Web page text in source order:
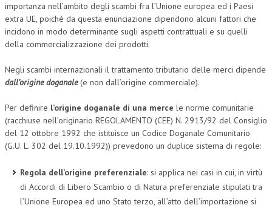
LA RIVISTA
COMITATO SCIENTIFICO
REDAZIONE
PEER REVIEW
CODICE ETICO
AUTORI
COLLABORA CON NOI
importanza nell’ambito degli scambi fra l’Unione europea ed i Paesi
extra UE, poiché da questa enunciazione dipendono alcuni fattori che
incidono in modo determinante sugli aspetti contrattuali e su quelli
della commercializzazione dei prodotti.
Negli scambi internazionali il trattamento tributario delle merci dipende
dall’origine doganale(e non dall’origine commerciale).
Per definire l’origine doganale di una merce le norme comunitarie
(racchiuse nell’originario REGOLAMENTO (CEE) N. 2913/92 del Consiglio
del 12 ottobre 1992 che istituisce un Codice Doganale Comunitario
(G.U. L. 302 del 19.10.1992)) prevedono un duplice sistema di regole:
Regola dell’origine preferenziale: si applica nei casi in cui, in virtù
di Accordi di Libero Scambio o di Natura preferenziale stipulati tra
l’Unione Europea ed uno Stato terzo, all’atto dell’importazione si